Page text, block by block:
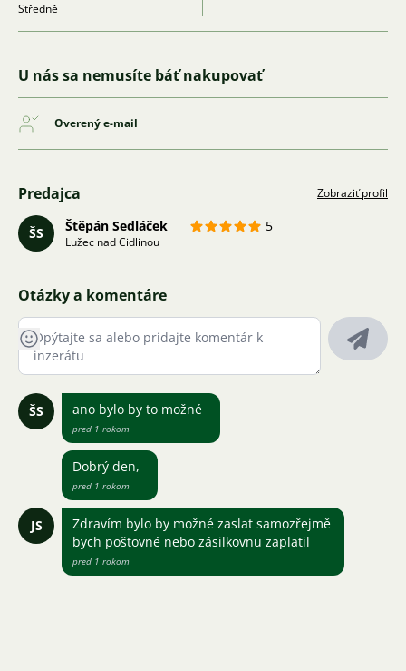
Středně
U nás sa nemusíte báť nakupovať
Overený e-mail
Predajca Zobraziť profil
ŠS Štěpán Sedláček 5
Lužec nad Cidlinou
Otázky a komentáre
ŠS ano bylo by to možné
pred 1 rokom
Dobrý den,
pred 1 rokom
JS
Zdravím bylo by možné zaslat samozřejmě
bych poštovné nebo zásilkovnu zaplatil
pred 1 rokom